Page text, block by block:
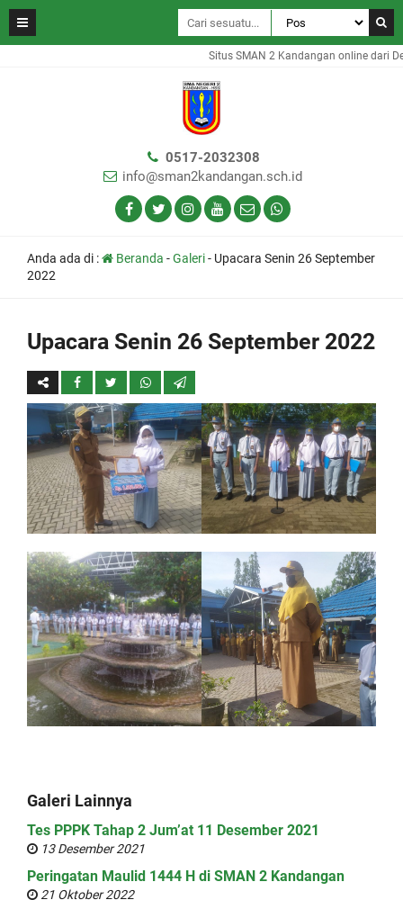
Situs SMAN 2 Kandangan online dari
0517-2032308
info@sman2kandangan.sch.id
Anda ada di : Beranda -Galeri- Upacara Senin 26 September
2022
Upacara Senin 26 September 2022
Galeri Lainnya
Tes PPPK Tahap 2 Jum’at 11 Desember 2021
13 Desember 2021
Peringatan Maulid 1444 H di SMAN 2 Kandangan
21 Oktober 2022